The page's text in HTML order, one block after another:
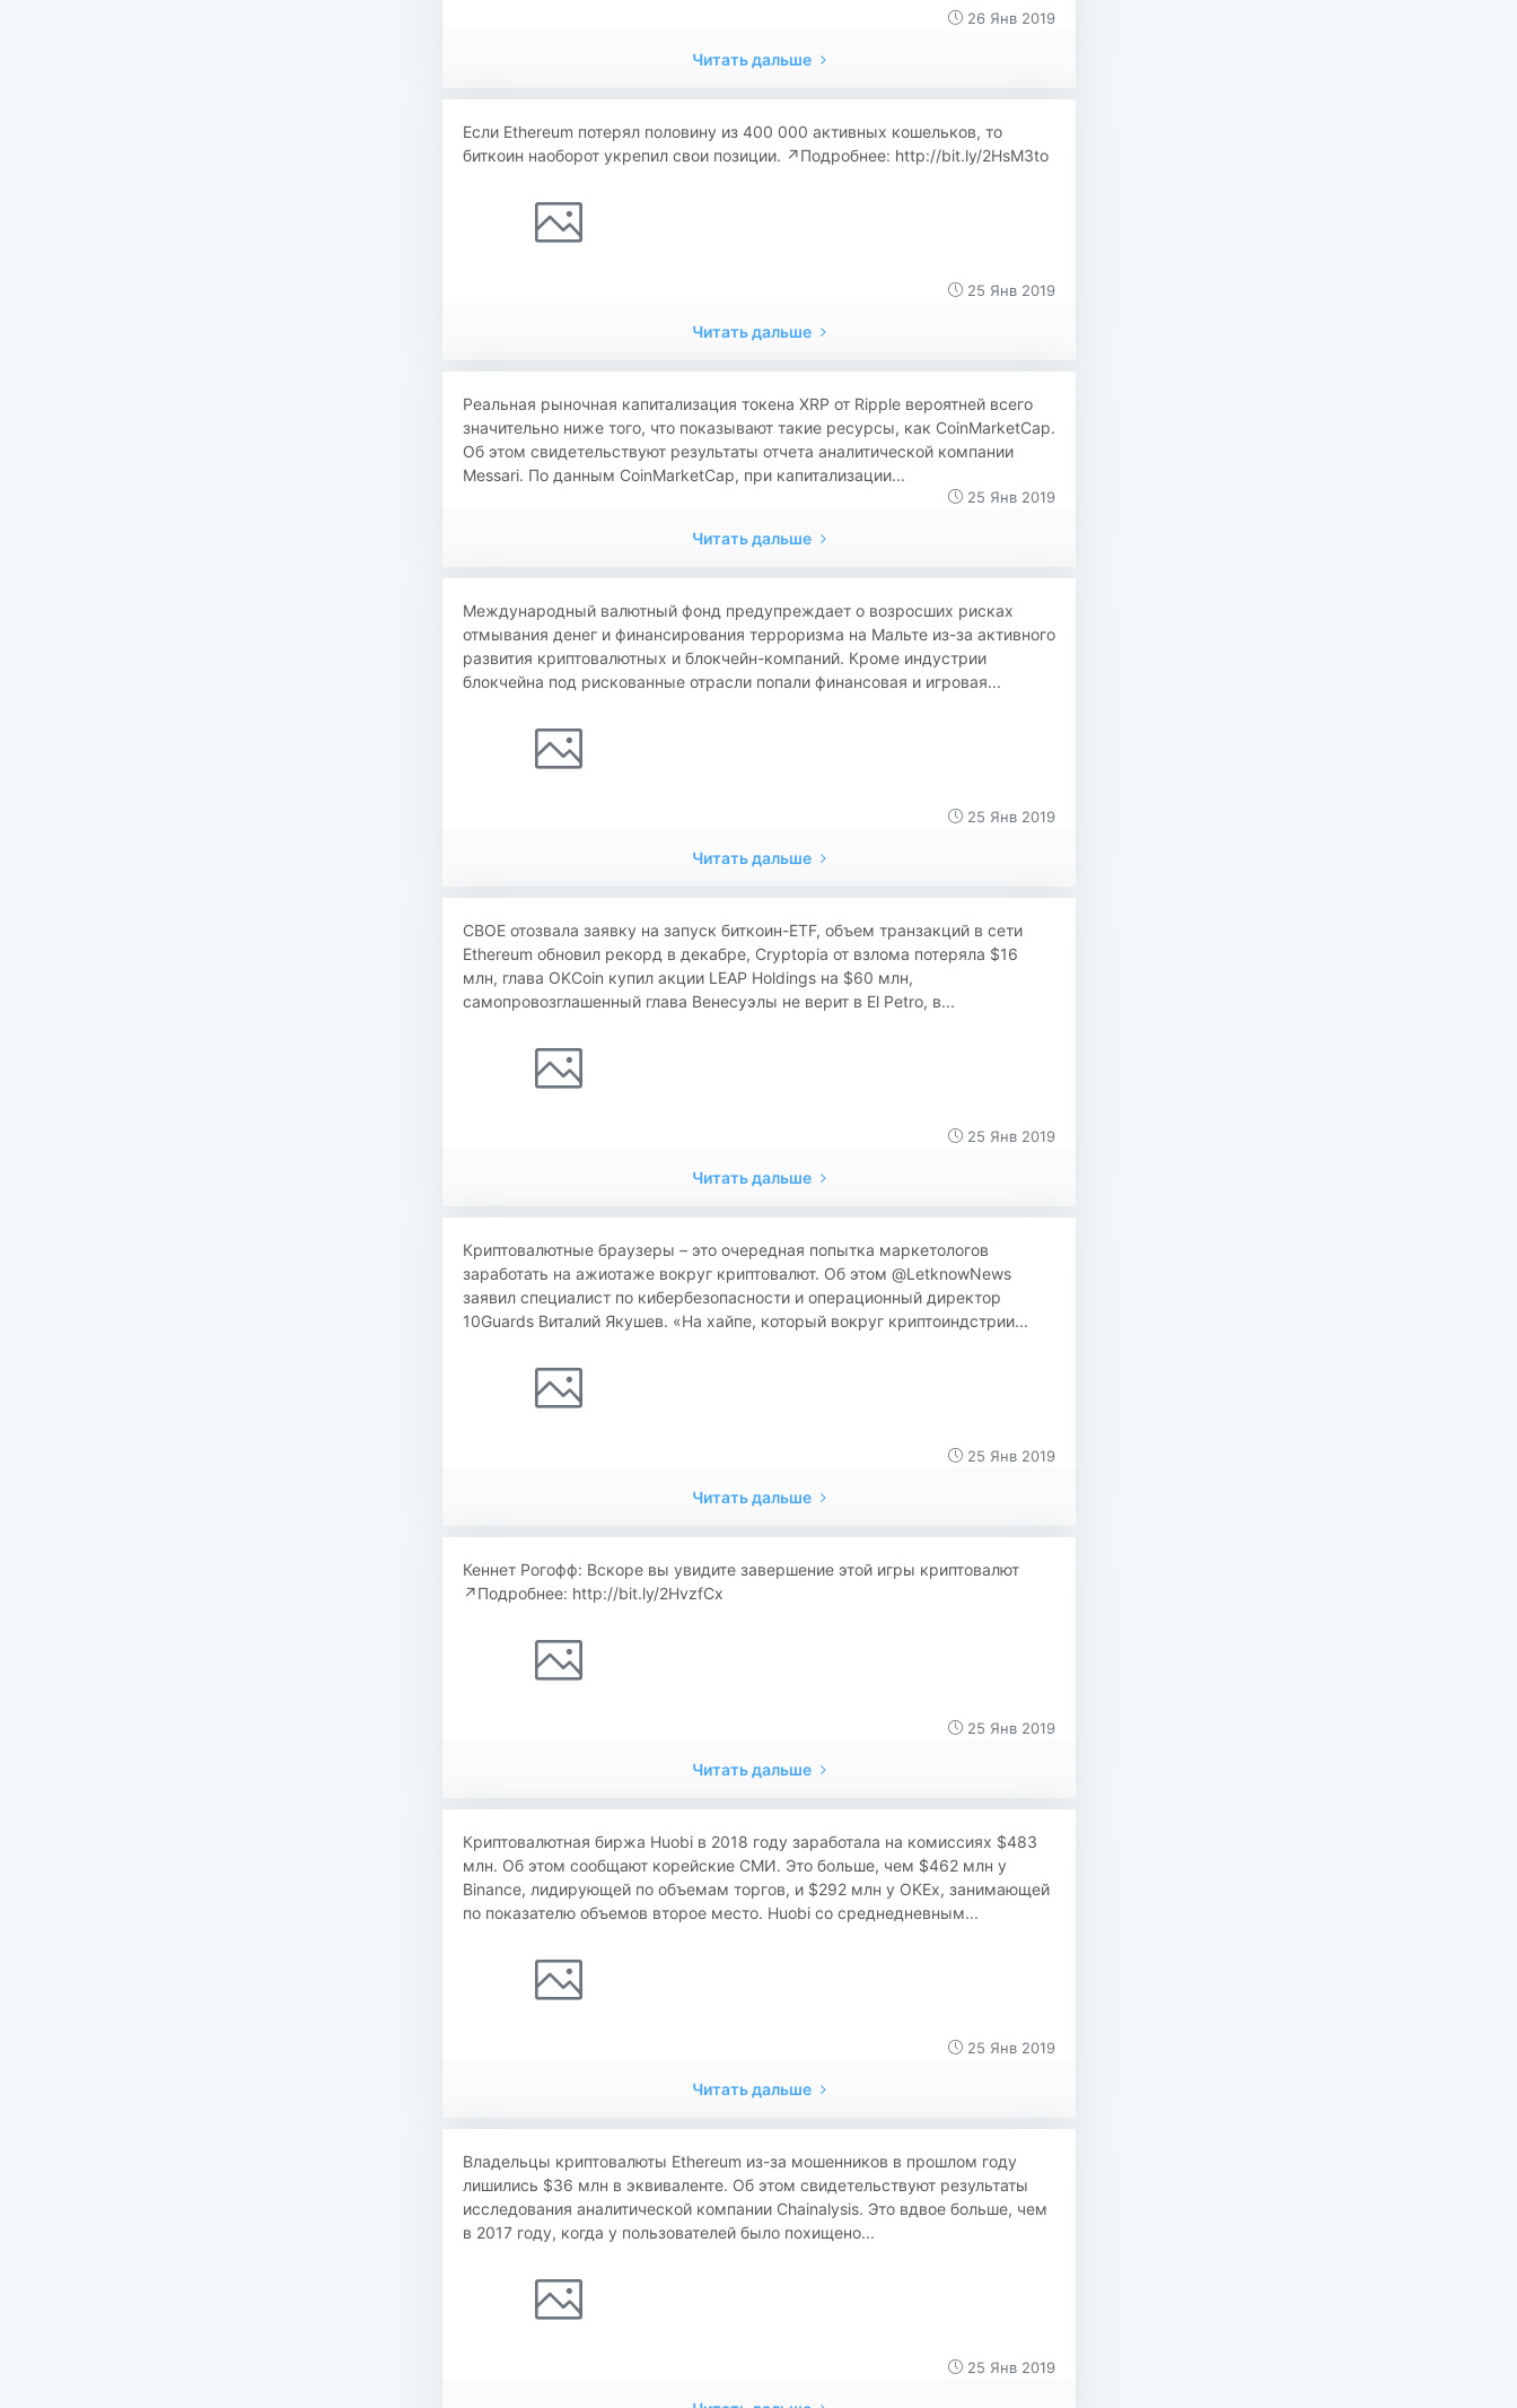
26 Янв 2019
Читать дальше
Если Ethereum потерял половину из 400 000 активных кошельков, то
биткоин наоборот укрепил свои позиции. ↗️Подробнее: http://bit.ly/2HsM3to
25 Янв 2019
Читать дальше
​​Реальная рыночная капитализация токена XRP от Ripple вероятней всего
значительно ниже того, что показывают такие ресурсы, как CoinMarketCap.
Об этом свидетельствуют результаты отчета аналитической компании
Messari. По данным CoinMarketCap, при капитализации...
25 Янв 2019
Читать дальше
Международный валютный фонд предупреждает о возросших рисках
отмывания денег и финансирования терроризма на Мальте из-за активного
развития криптовалютных и блокчейн-компаний. Кроме индустрии
блокчейна под рискованные отрасли попали финансовая и игровая...
25 Янв 2019
Читать дальше
CBOE отозвала заявку на запуск биткоин-ETF, объем транзакций в сети
Ethereum обновил рекорд в декабре, Cryptopia от взлома потеряла $16
млн, глава OKCoin купил акции LEAP Holdings на $60 млн,
самопровозглашенный глава Венесуэлы не верит в El Petro, в...
25 Янв 2019
Читать дальше
Криптовалютные браузеры – это очередная попытка маркетологов
заработать на ажиотаже вокруг криптовалют. Об этом @LetknowNews
заявил специалист по кибербезопасности и операционный директор
10Guards Виталий Якушев. «На хайпе, который вокруг криптоиндстрии...
25 Янв 2019
Читать дальше
Кеннет Рогофф: Вскоре вы увидите завершение этой игры криптовалют
↗️Подробнее: http://bit.ly/2HvzfCx
25 Янв 2019
Читать дальше
Криптовалютная биржа Huobi в 2018 году заработала на комиссиях $483
млн. Об этом сообщают корейские СМИ. Это больше, чем $462 млн у
Binance, лидирующей по объемам торгов, и $292 млн у OKEx, занимающей
по показателю объемов второе место. Huobi со среднедневным...
25 Янв 2019
Читать дальше
Владельцы криптовалюты Ethereum из-за мошенников в прошлом году
лишились $36 млн в эквиваленте. Об этом свидетельствуют результаты
исследования аналитической компании Chainalysis. Это вдвое больше, чем
в 2017 году, когда у пользователей было похищено...
25 Янв 2019